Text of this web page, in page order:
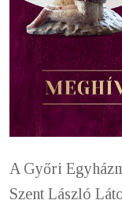
A Győri
Szent László